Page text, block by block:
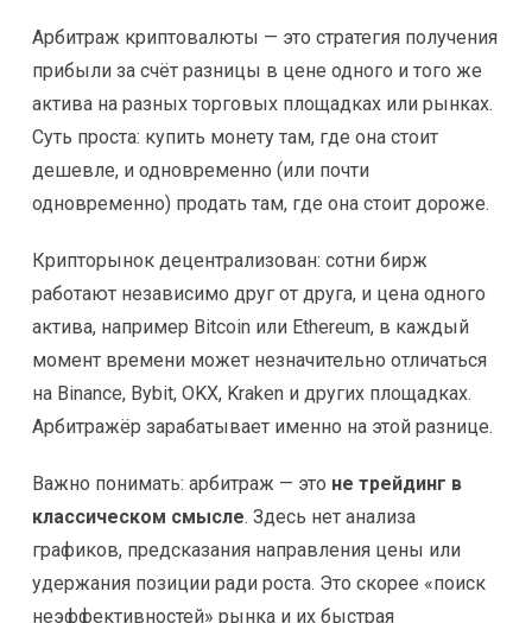
Арбитраж криптовалюты — это стратегия получения
прибыли за счёт разницы в цене одного и того же
актива на разных торговых площадках или рынках.
Суть проста: купить монету там, где она стоит
дешевле, и одновременно (или почти
одновременно) продать там, где она стоит дороже.
Крипторынок децентрализован: сотни бирж
работают независимо друг от друга, и цена одного
актива, например Bitcoin или Ethereum, в каждый
момент времени может незначительно отличаться
на Binance, Bybit, OKX, Kraken и других площадках.
Арбитражёр зарабатывает именно на этой разнице.
Важно понимать: арбитраж — это не трейдинг в
классическом смысле. Здесь нет анализа
графиков, предсказания направления цены или
удержания позиции ради роста. Это скорее «поиск
неэффективностей» рынка и их быстрая